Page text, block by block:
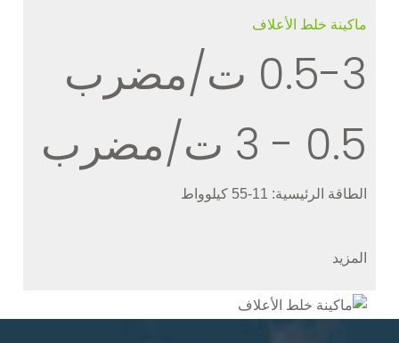
ماكينة خلط الأعلاف
0.5-3 ت/مضرب
0.5 - 3 ت/مضرب
الطاقة الرئيسية: 11-55 كيلوواط
المزيد